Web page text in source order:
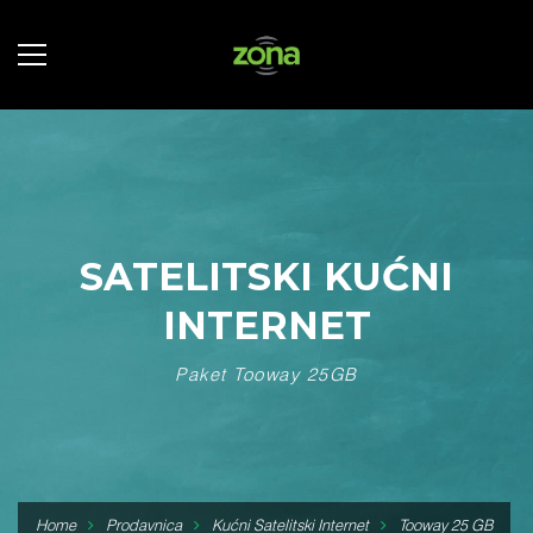
SATELITSKI KUĆNI
INTERNET
Paket Tooway 25GB
Home Prodavnica Kućni Satelitski Internet Tooway 25 GB